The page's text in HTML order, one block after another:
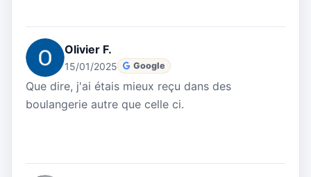
Olivier F.
15/01/2025 Google
Que dire, j'ai étais mieux reçu dans des
boulangerie autre que celle ci.